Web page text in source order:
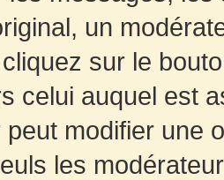
un
sur le
celui auquel est
peut modifier une
les